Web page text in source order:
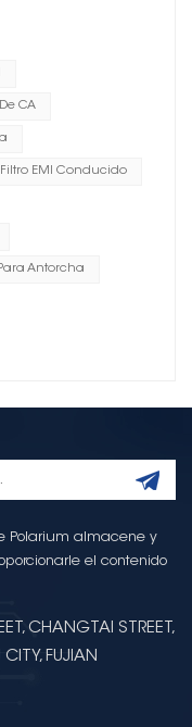
CA
EMI Conducido
Antorcha
Polarium almacene y
el contenido
CHANGTAI STREET,
FUJIAN